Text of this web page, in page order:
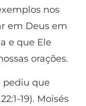
nos
em Deus em
e que Ele
orações.
pediu que
19). Moisés